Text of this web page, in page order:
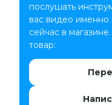
послушать
вас видео именно
сейчас в
товар: